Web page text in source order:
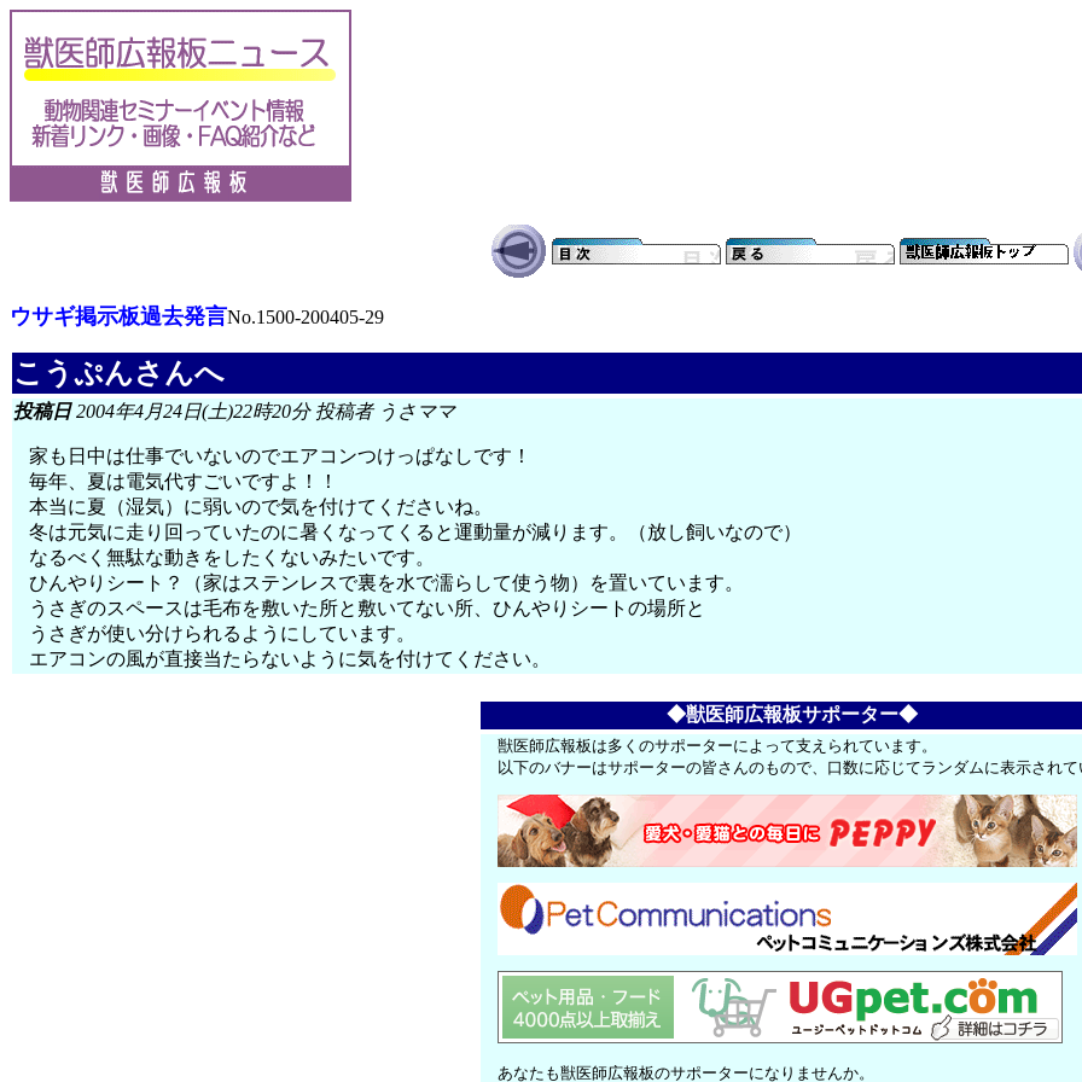
ウサギ掲示板過去発言No.1500-200405-29
こうぷんさんへ
投稿日2004年4月24日(土)22時20分 投稿者 うさママ
家も日中は仕事でいないのでエアコンつけっぱなしです！
毎年、夏は電気代すごいですよ！！
本当に夏（湿気）に弱いので気を付けてくださいね。
冬は元気に走り回っていたのに暑くなってくると運動量が減ります。（放し飼いなので）
なるべく無駄な動きをしたくないみたいです。
ひんやりシート？（家はステンレスで裏を水で濡らして使う物）を置いています。
うさぎのスペースは毛布を敷いた所と敷いてない所、ひんやりシートの場所と
うさぎが使い分けられるようにしています。
エアコンの風が直接当たらないように気を付けてください。
◆獣医師広報板サポーター◆
獣医師広報板は多くのサポーターによって支えられています。
以下のバナーはサポーターの皆さんのもので、口数に応じてランダムに表示され
あなたも獣医師広報板のサポーターになりませんか。